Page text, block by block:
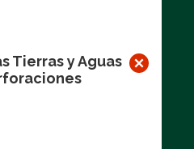
Tierras y Aguas